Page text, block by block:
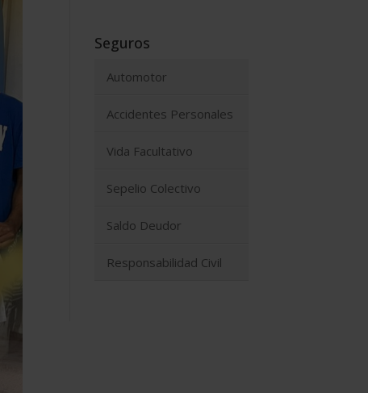
Seguros
Automotor
Accidentes Personales
Vida Facultativo
Sepelio Colectivo
Saldo Deudor
Responsabilidad Civil